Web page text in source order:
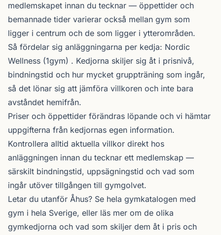
medlemskapet innan du tecknar — öppettider och
bemannade tider varierar också mellan gym som
ligger i centrum och de som ligger i ytterområden.
Så fördelar sig anläggningarna per kedja: Nordic
Wellness (1gym) . Kedjorna skiljer sig åt i prisnivå,
bindningstid och hur mycket gruppträning som ingår,
så det lönar sig att jämföra villkoren och inte bara
avståndet hemifrån.
Priser och öppettider förändras löpande och vi hämtar
uppgifterna från kedjornas egen information.
Kontrollera alltid aktuella villkor direkt hos
anläggningen innan du tecknar ett medlemskap —
särskilt bindningstid, uppsägningstid och vad som
ingår utöver tillgången till gymgolvet.
Letar du utanför Åhus? Se hela gymkatalogen med
gym i hela Sverige, eller läs mer om de olika
gymkedjorna och vad som skiljer dem åt i pris och